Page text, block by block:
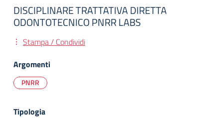
DISCIPLINARE TRATTATIVA DIRETTA
ODONTOTECNICO PNRR LABS
Stampa / Condividi
Argomenti
PNRR
Tipologia